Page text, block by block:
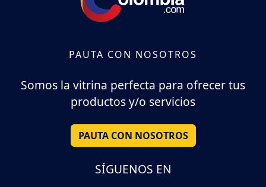
PAUTA CON NOSOTROS
Somos la vitrina perfecta para ofrecer tus
productos y/o servicios
PAUTA CON NOSOTROS
SÍGUENOS EN